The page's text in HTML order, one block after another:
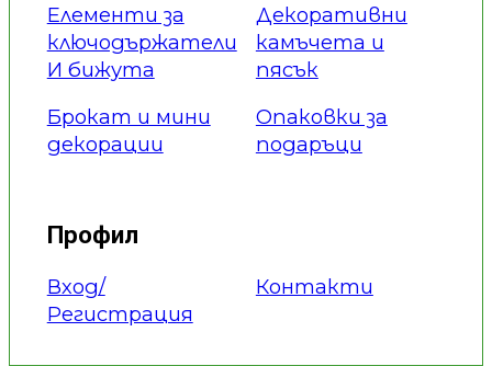
Елементи за
ключодържатели
И бижута
Брокат и мини
декорации
Декоративни
камъчета и
пясък
Опаковки за
подаръци
Профил
Вход/
Регистрация
Контакти